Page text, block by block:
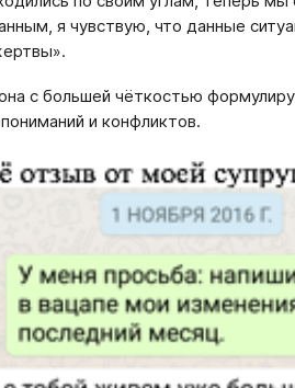
я чувствую, что данные
с большей чёткостью
и конфликтов.